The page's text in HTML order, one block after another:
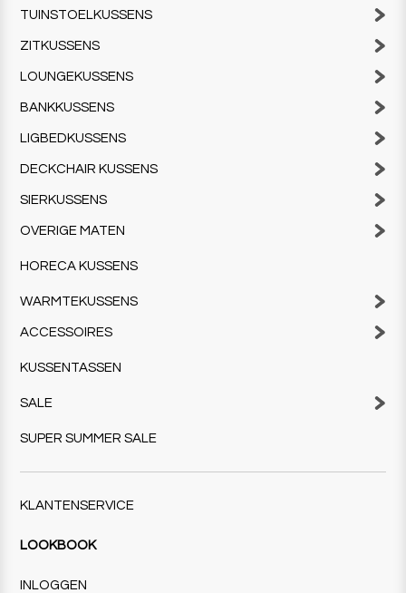
TUINSTOELKUSSENS
ZITKUSSENS
LOUNGEKUSSENS
BANKKUSSENS
LIGBEDKUSSENS
DECKCHAIR KUSSENS
SIERKUSSENS
OVERIGE MATEN
HORECA KUSSENS
WARMTEKUSSENS
ACCESSOIRES
KUSSENTASSEN
SALE
SUPER SUMMER SALE
KLANTENSERVICE
LOOKBOOK
INLOGGEN